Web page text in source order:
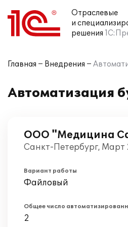
Отраслевые
и
решения
Главная Внедрения
Автоматизация
ООО "Медицина
Санкт-Петербург, Март
Вариант работы
Файловый
Общее число
2